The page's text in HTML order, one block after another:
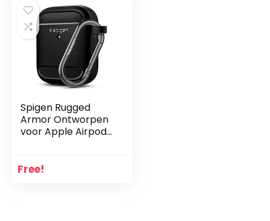
Spigen Rugged
Armor Ontworpen
voor Apple Airpods
– Matzwart
Free!